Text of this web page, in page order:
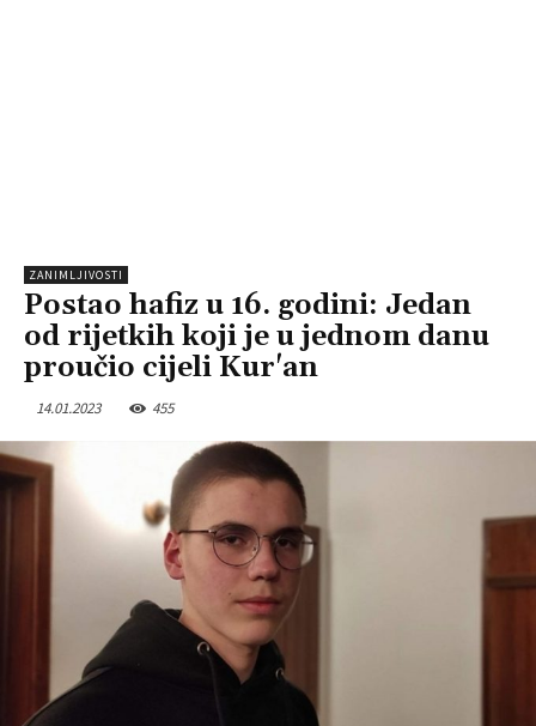
ZANIMLJIVOSTI
Postao hafiz u 16. godini: Jedan
od rijetkih koji je u jednom danu
proučio cijeli Kur'an
14.01.2023 455